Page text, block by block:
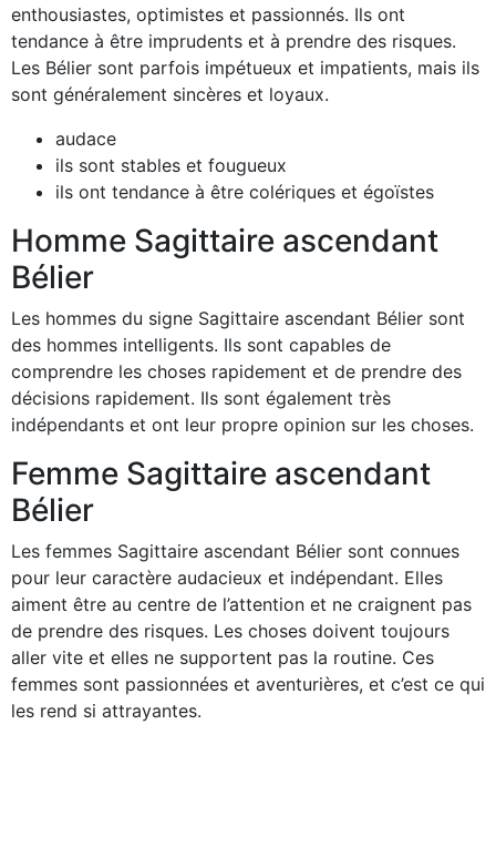
enthousiastes, optimistes et passionnés. Ils ont
tendance à être imprudents et à prendre des risques.
Les Bélier sont parfois impétueux et impatients, mais ils
sont généralement sincères et loyaux.
audace
ils sont stables et fougueux
ils ont tendance à être colériques et égoïstes
Homme Sagittaire ascendant
Bélier
Les hommes du signe Sagittaire ascendant Bélier sont
des hommes intelligents. Ils sont capables de
comprendre les choses rapidement et de prendre des
décisions rapidement. Ils sont également très
indépendants et ont leur propre opinion sur les choses.
Femme Sagittaire ascendant
Bélier
Les femmes Sagittaire ascendant Bélier sont connues
pour leur caractère audacieux et indépendant. Elles
aiment être au centre de l’attention et ne craignent pas
de prendre des risques. Les choses doivent toujours
aller vite et elles ne supportent pas la routine. Ces
femmes sont passionnées et aventurières, et c’est ce qui
les rend si attrayantes.